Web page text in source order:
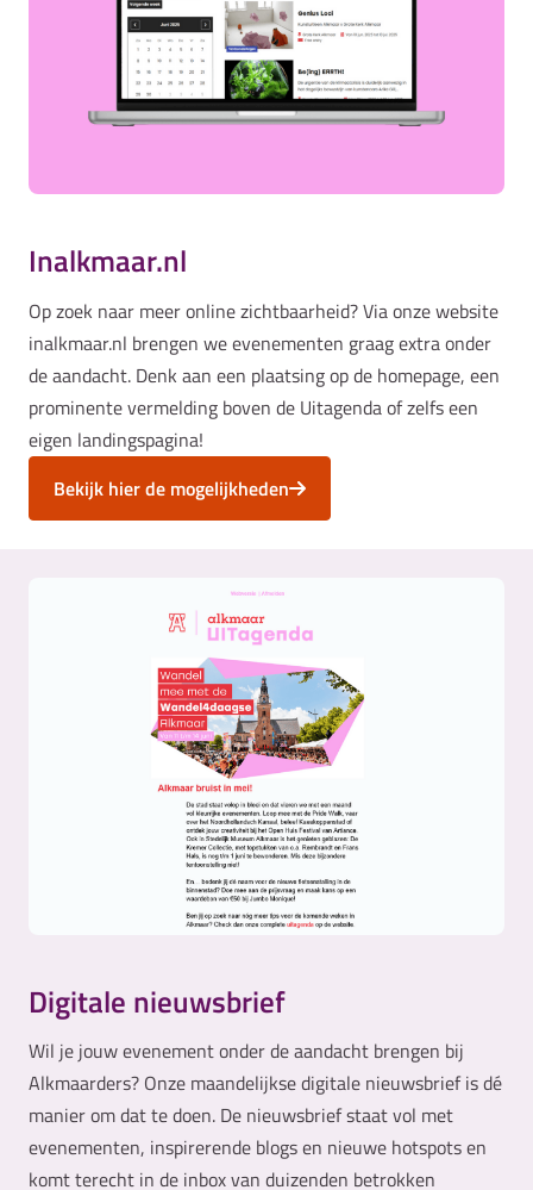
Inalkmaar.nl
Op zoek naar meer online zichtbaarheid? Via onze website
inalkmaar.nl brengen we evenementen graag extra onder
de aandacht. Denk aan een plaatsing op de homepage, een
prominente vermelding boven de Uitagenda of zelfs een
eigen landingspagina!
Bekijk hier de mogelijkheden
Digitale nieuwsbrief
Wil je jouw evenement onder de aandacht brengen bij
Alkmaarders? Onze maandelijkse digitale nieuwsbrief is dé
manier om dat te doen. De nieuwsbrief staat vol met
evenementen, inspirerende blogs en nieuwe hotspots en
komt terecht in de inbox van duizenden betrokken